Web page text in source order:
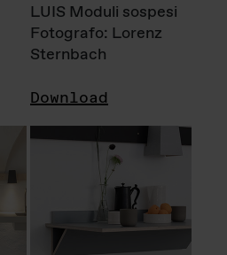
LUIS Moduli sospesi
Fotografo: Lorenz
Sternbach
Download